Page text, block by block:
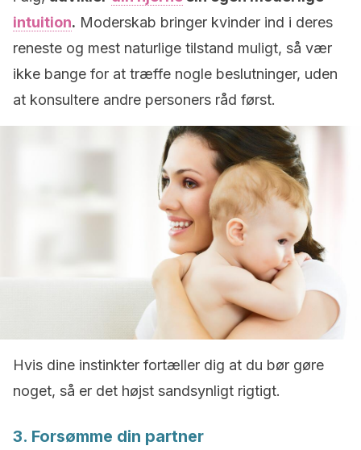
intuition. Moderskab bringer kvinder ind i deres
reneste og mest naturlige tilstand muligt, så vær
ikke bange for at træffe nogle beslutninger, uden
at konsultere andre personers råd først.
Hvis dine instinkter fortæller dig at du bør gøre
noget, så er det højst sandsynligt rigtigt.
3. Forsømme din partner